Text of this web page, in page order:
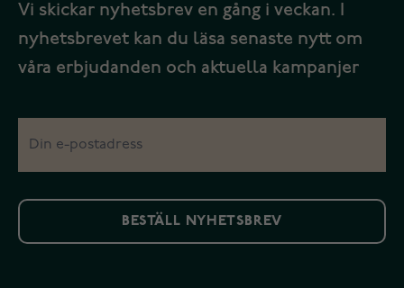
Vi skickar nyhetsbrev en gång i veckan. I
nyhetsbrevet kan du läsa senaste nytt om
våra erbjudanden och aktuella kampanjer
BESTÄLL NYHETSBREV